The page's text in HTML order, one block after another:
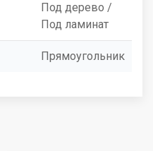
Под дерево /
Под ламинат
Прямоугольник